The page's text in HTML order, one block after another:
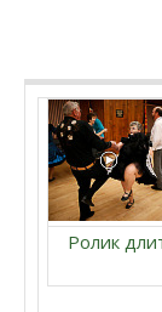
Ролик